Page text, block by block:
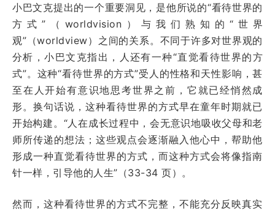
小巴文克提出的一个重要洞见，是他所说的“看待世界的
方式”（worldvision）与我们熟知的“世界
观”（worldview）之间的关系。不同于许多对世界观的
分析，小巴文克指出，人还有一种“直觉看待世界的方
式”。这种“看待世界的方式”受人的性格和天性影响，甚
至在人开始有意识地思考世界之前，它就已经悄然成
形。换句话说，这种看待世界的方式早在童年时期就已
开始构建。“人在成长过程中，会无意识地吸收父母和老
师所传递的想法；这些观点会逐渐融入他心中，帮助他
形成一种直觉看待世界的方式，而这种方式会将像指南
针一样，引导他的人生”（33-34 页）。
然而，这种看待世界的方式不完整，不能充分反映真实